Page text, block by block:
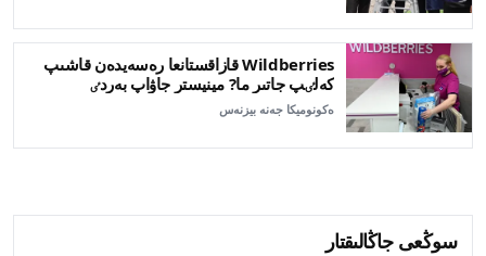
Wildberries قازاقستانعا رەسەيدەن قاشىپ
كەلٸپ جاتىر ما? مينيستر جاۋاپ بەردٸ
ەكونوميكا جەنە بيزنەس
سوڭعى جاڭالىقتار